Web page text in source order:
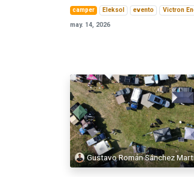
camper Eleksol evento Victron
may. 14, 2026
Gustavo Román Sánchez